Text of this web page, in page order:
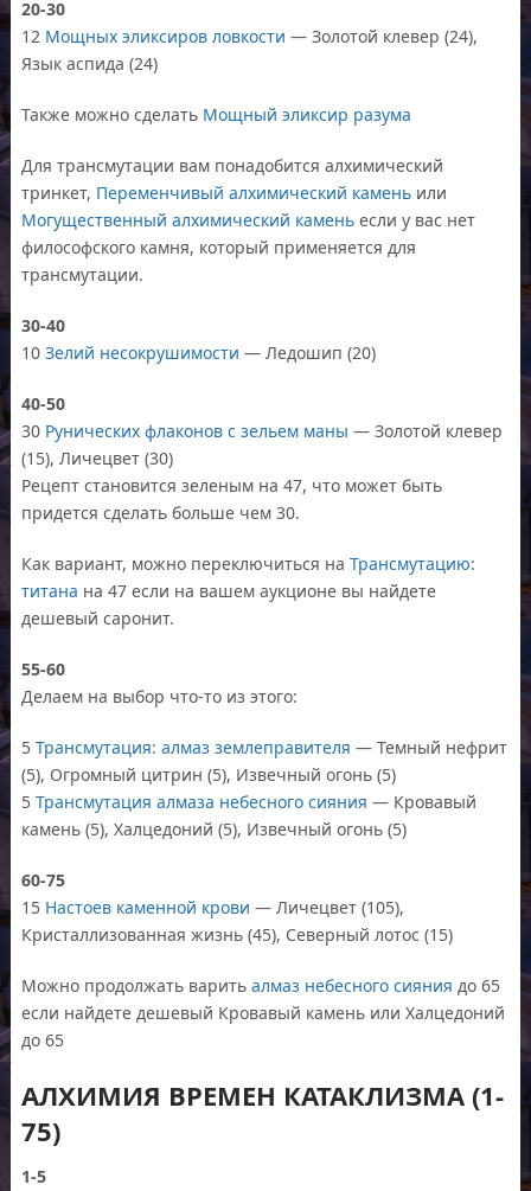
20-30
12 Мощных эликсиров ловкости — Золотой клевер (24),
Язык аспида (24)
Также можно сделать Мощный эликсир разума
Для трансмутации вам понадобится алхимический
тринкет, Переменчивый алхимический камень или
Могущественный алхимический камень если у вас нет
философского камня, который применяется для
трансмутации.
30-40
10Зелий несокрушимости — Ледошип (20)
40-50
30 Рунических флаконов с зельем маны — Золотой клевер
(15), Личецвет (30)
Рецепт становится зеленым на 47, что может быть
придется сделать больше чем 30.
Как вариант, можно переключиться наТрансмутацию:
титана на 47 если на вашем аукционе вы найдете
дешевый саронит.
55-60
Делаем на выбор что-то из этого:
5Трансмутация: алмаз землеправителя — Темный нефрит
(5), Огромный цитрин (5), Извечный огонь (5)
5Трансмутация алмаза небесного сияния — Кровавый
камень (5), Халцедоний (5), Извечный огонь (5)
60-75
15 Настоев каменной крови — Личецвет (105),
Кристаллизованная жизнь (45), Северный лотос (15)
Можно продолжать варитьалмаз небесного сияния до 65
если найдете дешевый Кровавый камень или Халцедоний
до 65
АЛХИМИЯ ВРЕМЕН КАТАКЛИЗМА (1-
75)
1-5